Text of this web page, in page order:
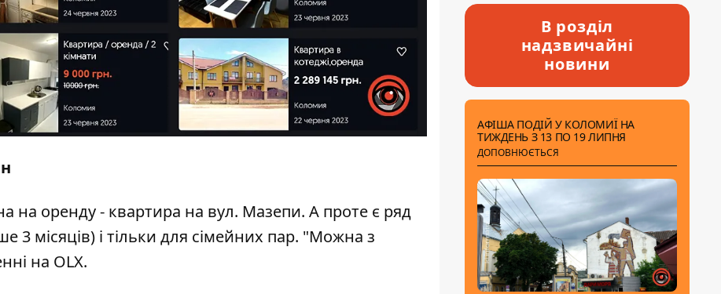
на оренду - квартира на вул. Мазепи. А проте є ряд
3 місяців) і тільки для сімейних пар. "Можна з
на OLX.
В розділ
надзвичайні
новини
АФІША ПОДІЙ У КОЛОМИЇ НА
ТИЖДЕНЬ З 13 ПО 19 ЛИПНЯ
ДОПОВНЮЄТЬСЯ